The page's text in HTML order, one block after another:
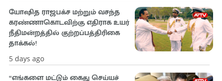
யோஷித ராஜபக்ச மற்றும் வசந்த
கரண்ணாகொடவிற்கு எதிராக உயர்
நீதிமன்றத்தில் குற்றப்பத்திரிகை
தாக்கல்!
5 days ago
“எங்களை மட்டும் கைது செய்யச்